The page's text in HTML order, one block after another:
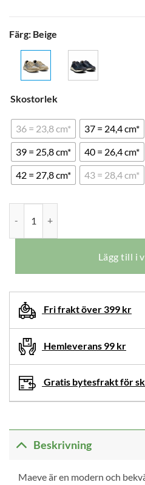
Färg: Beige
Skostorlek
36 = 23,8 cm* 37 = 24,4 cm*
39 = 25,8 cm*
40 = 26,4 cm*
42 = 27,8 cm*
43 = 28,4 cm*
Lägg till i
Fri frakt över 399 kr
Hemleverans 99 kr
Gratis bytesfrakt för
Beskrivning
Maeve är en modern och